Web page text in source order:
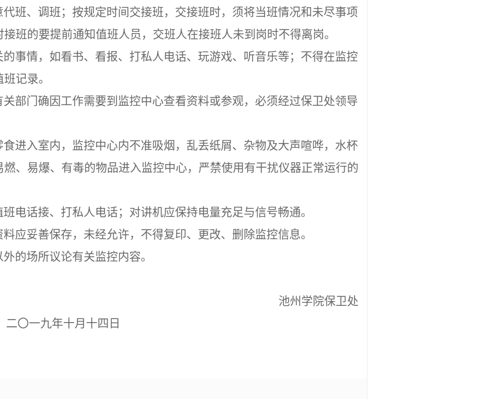
班、调班；按规定时间交接班，交接班时，须将当班情况和未尽事项
班的要提前通知值班人员，交班人在接班人未到岗时不得离岗。
事情，如看书、看报、打私人电话、玩游戏、听音乐等；不得在监控
记录。
部门确因工作需要到监控中心查看资料或参观，必须经过保卫处领导
进入室内，监控中心内不准吸烟，乱丢纸屑、杂物及大声喧哗，水杯
、易爆、有毒的物品进入监控中心，严禁使用有干扰仪器正常运行的
电话接、打私人电话；对讲机应保持电量充足与信号畅通。
应妥善保存，未经允许，不得复印、更改、删除监控信息。
的场所议论有关监控内容。
池州学院保卫处
二〇一九年十月十四 日